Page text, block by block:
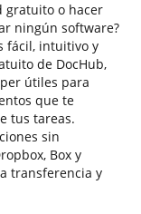
gratuito o hacer
ningún software?
fácil, intuitivo y
de DocHub,
útiles para
que te
tus tareas.
sin
Box y
transferencia y